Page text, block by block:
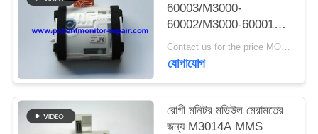
PRIVACY
POLICY
60003/M3000-
60002/M3000-60001
IBP মডিউল M3001A
মডিউল ইসিজি NIBP SPO2
Contact us for the price MOQ:1
যোগাযোগ
রোগী মনিটর মডিউল মেরামতের
জন্য M3014A MMS